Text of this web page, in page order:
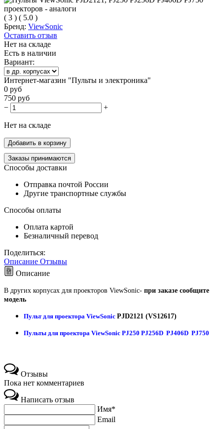
( 3 ) ( 5.0 )
Бренд: ViewSonic
Оставить отзыв
Нет на складе
Есть в наличии
Вариант:
Интернет-магазин "Пульты и электроника"
0 руб
750 руб
−
+
Нет на складе
Добавить в корзину
Заказы принимаются
Способы доставки
Отправка почтой России
Другие транспортные службы
Способы оплаты
Оплата картой
Безналичный перевод
Поделиться:
Описание Отзывы
Описание
В других корпусах для проекторов ViewSonic- при заказе сообщите
модель
Пульт для проектора ViewSonic PJD2121 (VS12617)
Пульты для проектора ViewSonic PJ250 PJ256D PJ406D PJ750
Отзывы
Пока нет комментариев
Написать отзыв
Имя*
Email